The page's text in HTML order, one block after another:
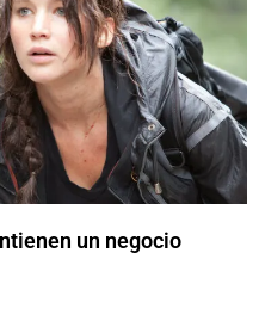
un negocio